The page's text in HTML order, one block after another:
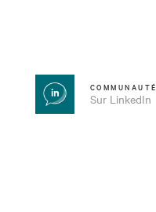
COMMUNAUTÉ
Sur LinkedIn